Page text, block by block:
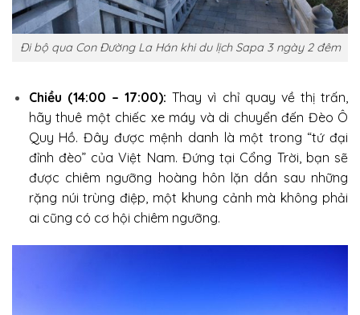
Đi bộ qua Con Đường La Hán khi du lịch Sapa 3 ngày 2 đêm
Chiều (14:00 – 17:00): Thay vì chỉ quay về thị trấn,
hãy thuê một chiếc xe máy và di chuyển đến Đèo Ô
Quy Hồ. Đây được mệnh danh là một trong “tứ đại
đỉnh đèo” của Việt Nam. Đứng tại Cổng Trời, bạn sẽ
được chiêm ngưỡng hoàng hôn lặn dần sau những
rặng núi trùng điệp, một khung cảnh mà không phải
ai cũng có cơ hội chiêm ngưỡng.